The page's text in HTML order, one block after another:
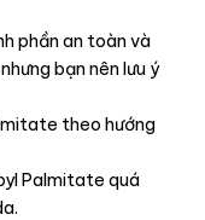
phần an toàn và
bạn nên lưu ý
theo hướng
Palmitate quá